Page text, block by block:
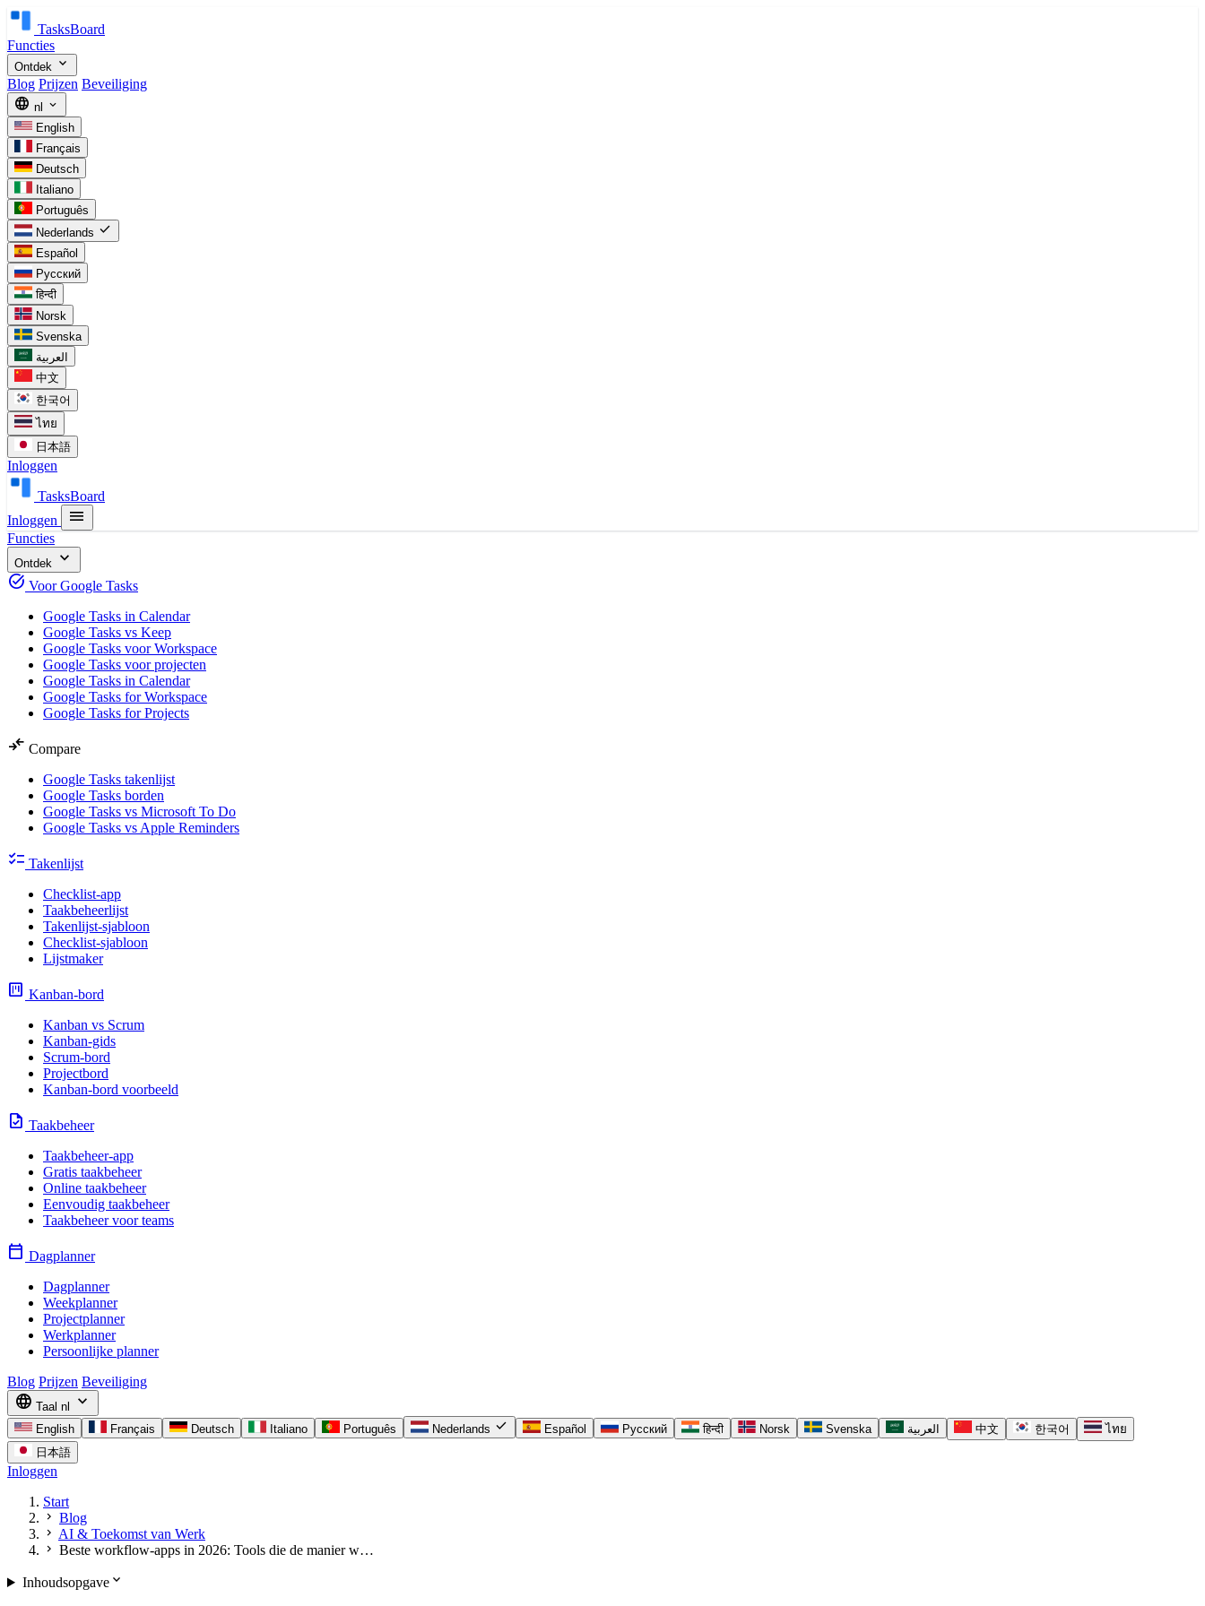
TasksBoard
Functies
Ontdek expand_more
Blog Prijzen Beveiliging
language nl expand_more
English
Français
Deutsch
Italiano
Português
Nederlands check
Español
Русский
हिन्दी
Norsk
Svenska
العربية
中文
한국어
ไทย
日本語
Inloggen
TasksBoard
Inloggen
menu
Functies
Ontdek expand_more
task_alt Voor Google Tasks
Google Tasks in Calendar
Google Tasks vs Keep
Google Tasks voor Workspace
Google Tasks voor projecten
Google Tasks in Calendar
Google Tasks for Workspace
Google Tasks for Projects
compare_arrows Compare
Google Tasks takenlijst
Google Tasks borden
Google Tasks vs Microsoft To Do
Google Tasks vs Apple Reminders
checklist Takenlijst
Checklist-app
Taakbeheerlijst
Takenlijst-sjabloon
Checklist-sjabloon
Lijstmaker
view_kanban Kanban-bord
Kanban vs Scrum
Kanban-gids
Scrum-bord
Projectbord
Kanban-bord voorbeeld
task Taakbeheer
Taakbeheer-app
Gratis taakbeheer
Online taakbeheer
Eenvoudig taakbeheer
Taakbeheer voor teams
calendar_today Dagplanner
Dagplanner
Weekplanner
Projectplanner
Werkplanner
Persoonlijke planner
Blog Prijzen Beveiliging
language Taal nl expand_more
English Français Deutsch Italiano Português Nederlands check Español Русский हिन्दी Norsk Svenska العربية 中文 한국어
ไทย
日本語
Inloggen
Start
chevron_right Blog
chevron_right AI & Toekomst van Werk
chevron_right Beste workflow-apps in 2026: Tools die de manier w…
Inhoudsopgaveexpand_more